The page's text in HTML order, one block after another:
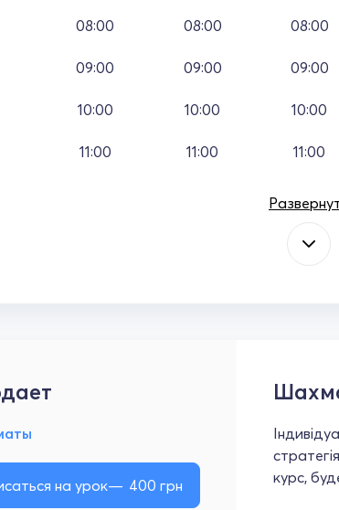
08:00
09:00
10:00
11:00
08:00
09:00
10:00
11:00
08:00
09:00
10:00
11:00
на урок 400 грн
курс,